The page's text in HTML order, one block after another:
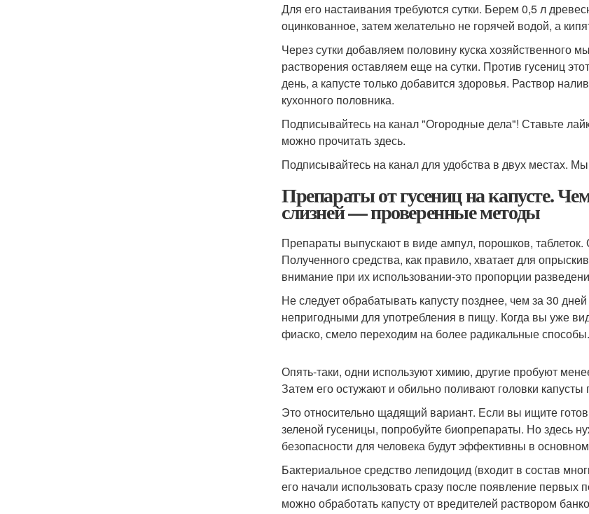
Для его настаивания требуются сутки. Берем 0,5 л
оцинкованное, затем желательно не горячей водой, а
Через сутки добавляем половину куска
растворения оставляем еще на сутки. Против гусениц
день, а капусте только добавится здоровья. Раствор
кухонного половника.
Подписывайтесь на канал "Огородные дела"! Ставьте
можно прочитать здесь.
Подписывайтесь на канал для удобства в двух местах.
Препараты от гусениц на капусте.
слизней — проверенные методы
Препараты выпускают в виде ампул, порошков,
Полученного средства, как правило, хватает для
внимание при их использовании-это пропорции
Не следует обрабатывать капусту позднее, чем за 30
непригодными для употребления в пищу. Когда вы уже
фиаско, смело переходим на более радикальные способы.
Опять-таки, одни используют химию, другие пробуют
Затем его остужают и обильно поливают головки капусты
Это относительно щадящий вариант. Если вы ищите
зеленой гусеницы, попробуйте биопрепараты. Но здесь
безопасности для человека будут эффективны в
Бактериальное средство лепидоцид (входит в состав
его начали использовать сразу после появление
можно обработать капусту от вредителей раствором